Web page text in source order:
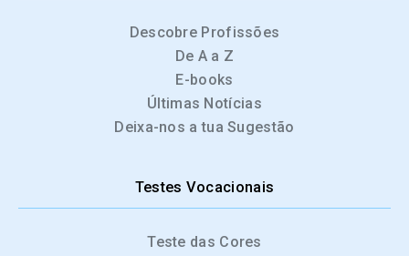
Descobre Profissões
De A a Z
E-books
Últimas Notícias
Deixa-nos a tua Sugestão
Testes Vocacionais
Teste das Cores